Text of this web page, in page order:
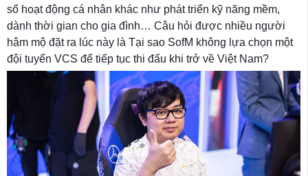
số hoạt động cá nhân khác như phát triển kỹ năng mềm,
dành thời gian cho gia đình… Câu hỏi được nhiều người
hâm mộ đặt ra lúc này là Tại sao SofM không lựa chọn một
đội tuyển VCS để tiếp tục thi đấu khi trở về Việt Nam?